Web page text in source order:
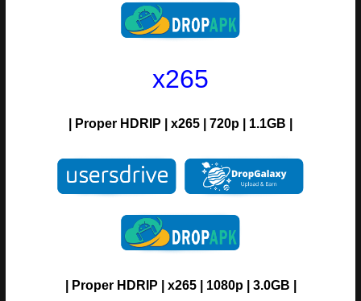
x265
Proper H DRIP | x265 | 720p | 1.1GB |
Proper H DRIP | x265 | 1080p | 3.0GB |